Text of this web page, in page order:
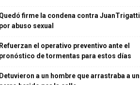
firme la condena contra JuanTrigatti
abuso sexual
el operativo preventivo ante el
de tormentas para estos días
a un hombre que arrastraba a un